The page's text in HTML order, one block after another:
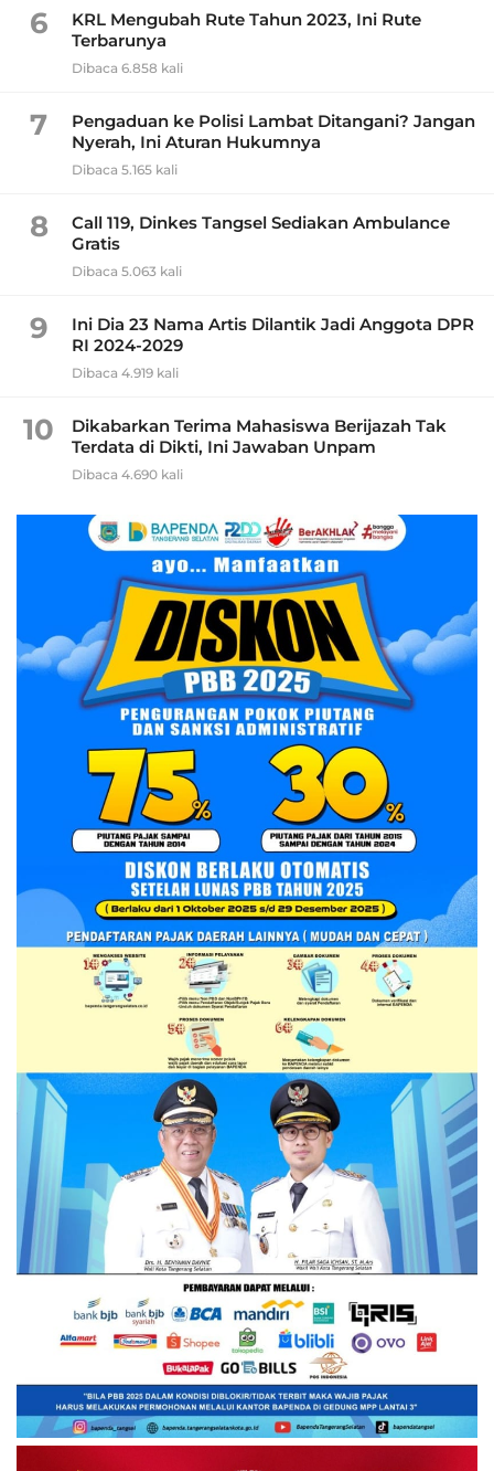
6
KRL Mengubah Rute Tahun 2023, Ini Rute
Terbarunya
Dibaca 6.858 kali
7
Pengaduan ke Polisi Lambat Ditangani? Jangan
Nyerah, Ini Aturan Hukumnya
Dibaca 5.165 kali
8
Call 119, Dinkes Tangsel Sediakan Ambulance
Gratis
Dibaca 5.063 kali
9
Ini Dia 23 Nama Artis Dilantik Jadi Anggota DPR
RI 2024-2029
Dibaca 4.919 kali
10
Dikabarkan Terima Mahasiswa Berijazah Tak
Terdata di Dikti, Ini Jawaban Unpam
Dibaca 4.690 kali